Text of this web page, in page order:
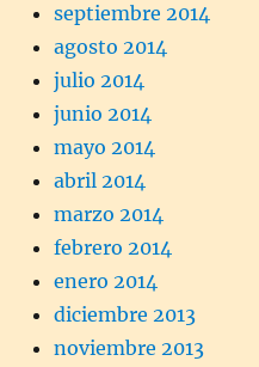
septiembre 2014
agosto 2014
julio 2014
junio 2014
mayo 2014
abril 2014
marzo 2014
febrero 2014
enero 2014
diciembre 2013
noviembre 2013